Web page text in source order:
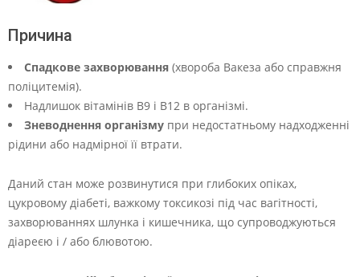
Причина
Спадкове захворювання (хвороба Вакеза або справжня
поліцитемія).
Надлишок вітамінів В9 і В12 в організмі.
Зневоднення організму при недостатньому надходженні
рідини або надмірної її втрати.
Даний стан може розвинутися при глибоких опіках,
цукровому діабеті, важкому токсикозі під час вагітності,
захворюваннях шлунка і кишечника, що супроводжуються
діареєю і / або блювотою.